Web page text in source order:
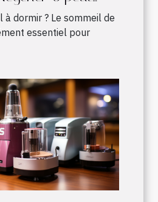
sommeil
à dormir ? Le sommeil de
essentiel pour